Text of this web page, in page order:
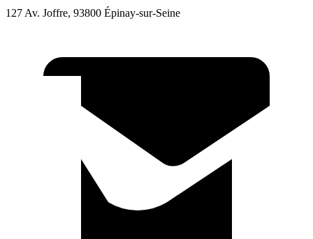
127 Av. Joffre, 93800 Épinay-sur-Seine